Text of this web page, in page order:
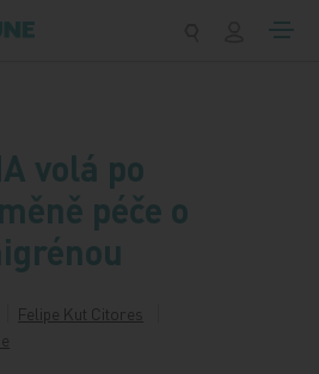
volá po
péče o
Felipe Kut Citores